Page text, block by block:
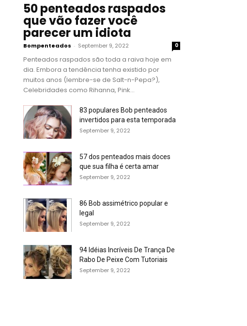
50 penteados raspados
que vão fazer você
parecer um idiota
Bompenteados - September 9, 2022 0
Penteados raspados são toda a raiva hoje em
dia. Embora a tendência tenha existido por
muitos anos (lembre-se de Salt-n-Pepa?),
Celebridades como Rihanna, Pink...
83 populares Bob penteados
invertidos para esta temporada
September 9, 2022
57 dos penteados mais doces
que sua filha é certa amar
September 9, 2022
86 Bob assimétrico popular e
legal
September 9, 2022
94 Idéias Incríveis De Trança De
Rabo De Peixe Com Tutoriais
September 9, 2022